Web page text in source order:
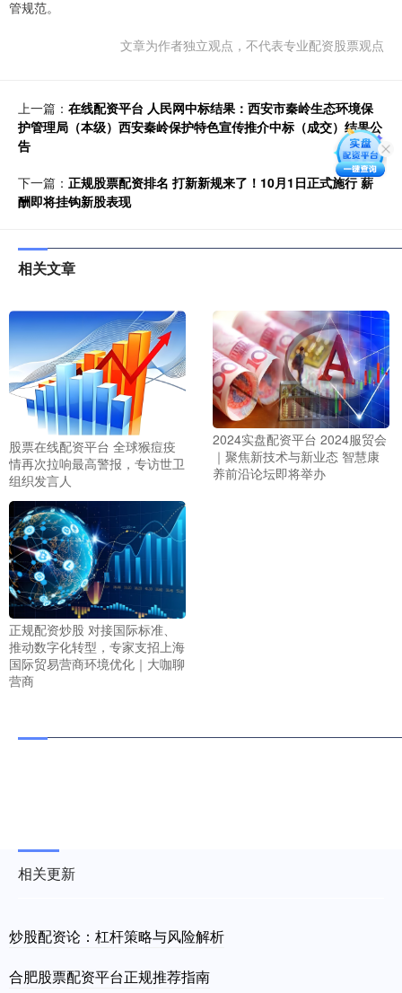
管规范。
文章为作者独立观点，不代表专业配资股票观点
上一篇： 在线配资平台 人民网中标结果：西安市秦岭生态环境保
护管理局（本级）西安秦岭保护特色宣传推介中标（成交）结果公
告
下一篇： 正规股票配资排名 打新新规来了！10月1日正式施行 薪
酬即将挂钩新股表现
相关文章
股票在线配资平台 全球猴痘疫
情再次拉响最高警报，专访世卫
组织发言人
2024实盘配资平台 2024服贸会
｜聚焦新技术与新业态 智慧康
养前沿论坛即将举办
正规配资炒股 对接国际标准、
推动数字化转型，专家支招上海
国际贸易营商环境优化｜大咖聊
营商
相关更新
炒股配资论：杠杆策略与风险解析
合肥股票配资平台正规推荐指南